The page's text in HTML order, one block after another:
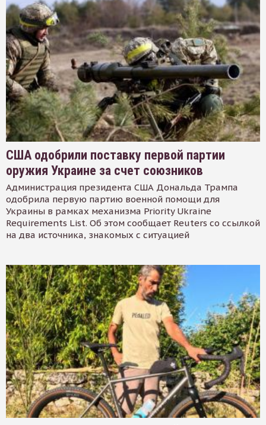
США одобрили поставку первой партии
оружия Украине за счет союзников
Администрация президента США Дональда Трампа
одобрила первую партию военной помощи для
Украины в рамках механизма Priority Ukraine
Requirements List. Об этом сообщает Reuters со ссылкой
на два источника, знакомых с ситуацией